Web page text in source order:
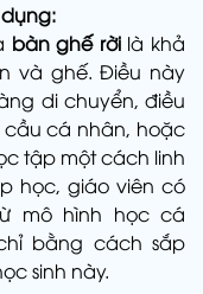
bàn ghế rờilà khả
và ghế. Điều này
di chuyển, điều
cầu cá nhân, hoặc
tập một cách linh
học, giáo viên có
mô hình học cá
bằng cách sắp
sinh này.